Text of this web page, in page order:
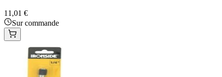
11,01 €
Sur commande